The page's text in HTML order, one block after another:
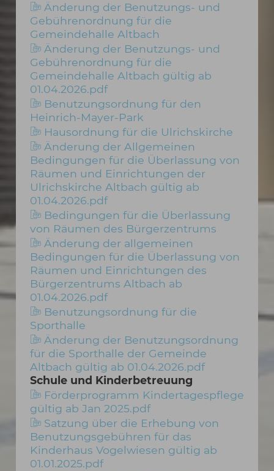
Änderung der Benutzungs- und
Gebührenordnung für die
Gemeindehalle Altbach
Änderung der Benutzungs- und
Gebührenordnung für die
Gemeindehalle Altbach gültig ab
01.04.2026.pdf
Benutzungsordnung für den
Heinrich-Mayer-Park
Hausordnung für die Ulrichskirche
Änderung der Allgemeinen
Bedingungen für die Überlassung von
Räumen und Einrichtungen der
Ulrichskirche Altbach gültig ab
01.04.2026.pdf
Bedingungen für die Überlassung
von Räumen des Bürgerzentrums
Änderung der allgemeinen
Bedingungen für die Überlassung von
Räumen und Einrichtungen des
Bürgerzentrums Altbach ab
01.04.2026.pdf
Benutzungsordnung für die
Sporthalle
Änderung der Benutzungsordnung
für die Sporthalle der Gemeinde
Altbach gültig ab 01.04.2026.pdf
Schule und Kinderbetreuung
Förderprogramm Kindertagespflege
gültig ab Jan 2025.pdf
Satzung über die Erhebung von
Benutzungsgebühren für das
Kinderhaus Vogelwiesen gültig ab
01.01.2025.pdf